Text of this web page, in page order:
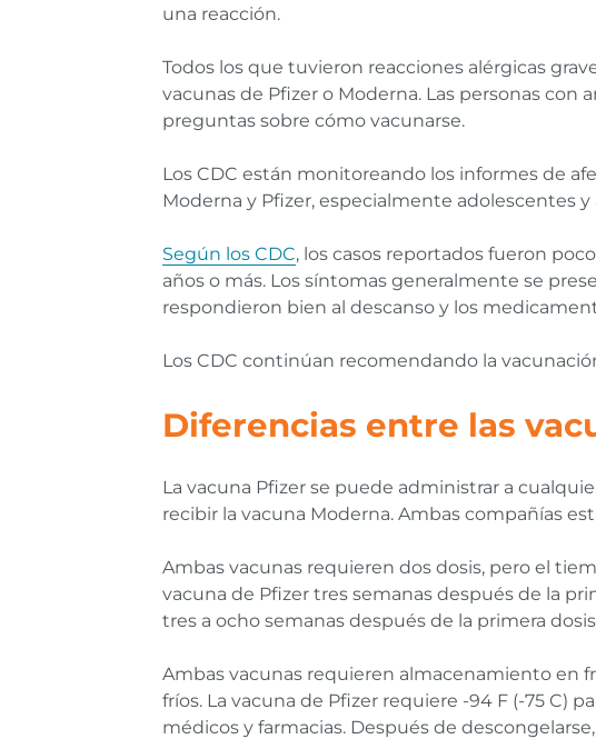
una reacción.
Todos los que tuvieron reacciones alérgicas
vacunas de Pfizer o Moderna. Las personas
preguntas sobre cómo vacunarse.
Los CDC están monitoreando los informes de
Moderna y Pfizer, especialmente adolescentes
Según los CDC, los casos reportados fueron
años o más. Los síntomas generalmente se
respondieron bien al descanso y los
Los CDC continúan recomendando la
Diferencias entre las
La vacuna Pfizer se puede administrar a
recibir la vacuna Moderna. Ambas compañías
Ambas vacunas requieren dos dosis, pero el
vacuna de Pfizer tres semanas después de la
tres a ocho semanas después de la primera
Ambas vacunas requieren almacenamiento en
fríos. La vacuna de Pfizer requiere -94 F (-75 C)
médicos y farmacias. Después de